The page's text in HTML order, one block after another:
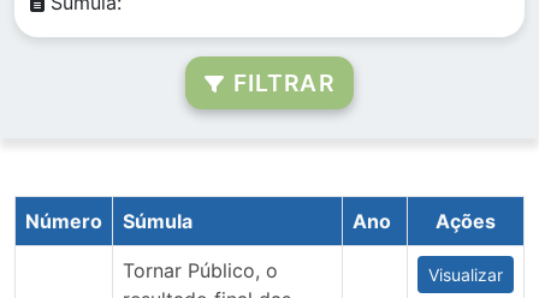
FILTRAR
Número Súmula Ano Ações
Tornar Público, o
Visualizar